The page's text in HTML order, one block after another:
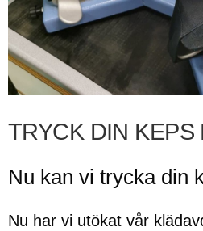
TRYCK DIN KEPS
Nu kan vi trycka din
Nu har vi utökat vår